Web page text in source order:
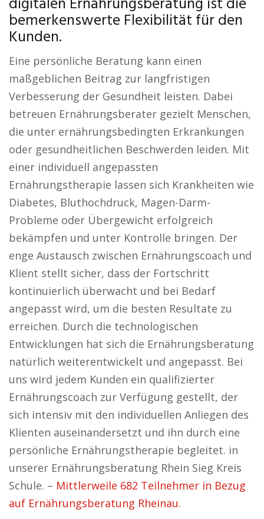
bemerkenswerte Flexibilität für den
Kunden.
Eine persönliche Beratung kann einen
maßgeblichen Beitrag zur langfristigen
Verbesserung der Gesundheit leisten. Dabei
betreuen Ernährungsberater gezielt Menschen,
die unter ernährungsbedingten Erkrankungen
oder gesundheitlichen Beschwerden leiden. Mit
einer individuell angepassten
Ernährungstherapie lassen sich Krankheiten wie
Diabetes, Bluthochdruck, Magen-Darm-
Probleme oder Übergewicht erfolgreich
bekämpfen und unter Kontrolle bringen. Der
enge Austausch zwischen Ernährungscoach und
Klient stellt sicher, dass der Fortschritt
kontinuierlich überwacht und bei Bedarf
angepasst wird, um die besten Resultate zu
erreichen. Durch die technologischen
Entwicklungen hat sich die Ernährungsberatung
natürlich weiterentwickelt und angepasst. Bei
uns wird jedem Kunden ein qualifizierter
Ernährungscoach zur Verfügung gestellt, der
sich intensiv mit den individuellen Anliegen des
Klienten auseinandersetzt und ihn durch eine
persönliche Ernährungstherapie begleitet. in
unserer Ernährungsberatung Rhein Sieg Kreis
Schule. – Mittlerweile 682 Teilnehmer in Bezug
auf Ernährungsberatung Rheinau.